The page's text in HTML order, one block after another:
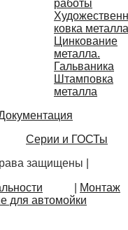
работы
ковка металла
Цинкование
металла.
Гальваника
Штамповка
металла
Серии и ГОСТы
защищены
Монтаж
для автомойки